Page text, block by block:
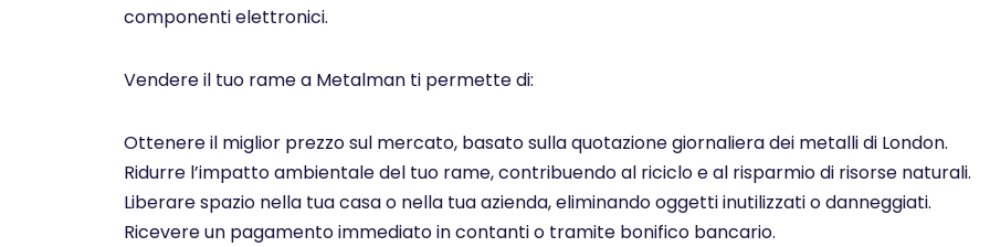
componenti elettronici.
Vendere il tuo rame a Metalman ti permette di:
Ottenere il miglior prezzo sul mercato, basato sulla quotazione giornaliera dei metalli di London.
Ridurre l’impatto ambientale del tuo rame, contribuendo al riciclo e al risparmio di risorse naturali.
Liberare spazio nella tua casa o nella tua azienda, eliminando oggetti inutilizzati o danneggiati.
Ricevere un pagamento immediato in contanti o tramite bonifico bancario.